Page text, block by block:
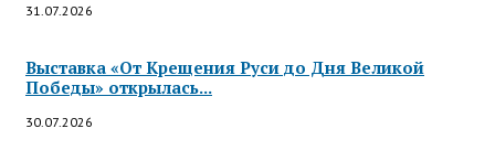
31.07.2026
Выставка «От Крещения Руси до Дня Великой
Победы» открылась...
30.07.2026